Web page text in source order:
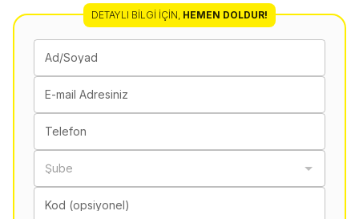
DETAYLI BILGI İÇIN, HEMEN DOLDUR!
Ad/Soyad
E-mail Adresiniz
Telefon
Şube
Kod (opsiyonel)